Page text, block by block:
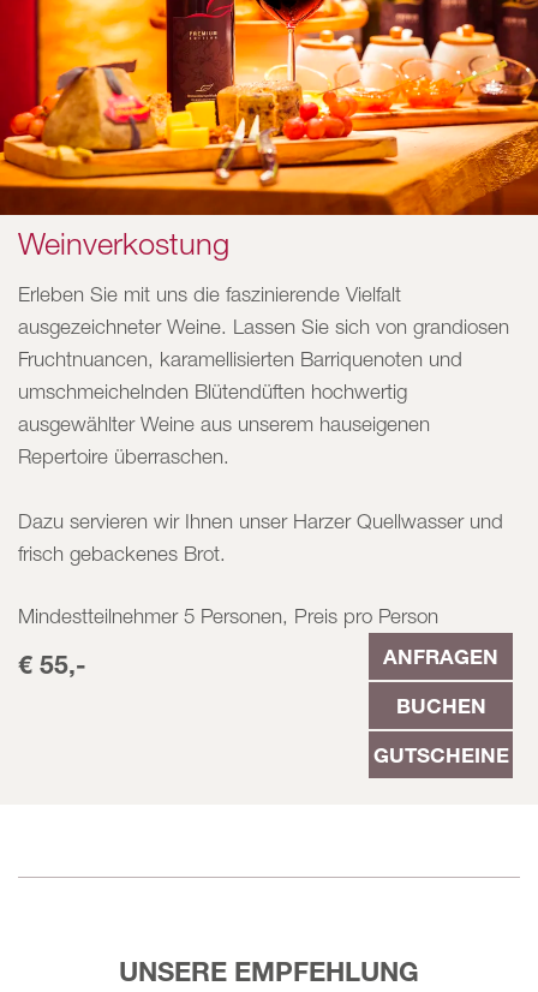
Weinverkostung
Erleben Sie mit uns die faszinierende Vielfalt
ausgezeichneter Weine. Lassen Sie sich von grandiosen
Fruchtnuancen, karamellisierten Barriquenoten und
umschmeichelnden Blütendüften hochwertig
ausgewählter Weine aus unserem hauseigenen
Repertoire überraschen.
Dazu servieren wir Ihnen unser Harzer Quellwasser und
frisch gebackenes Brot.
Mindestteilnehmer 5 Personen, Preis pro Person
€ 55,-
ANFRAGEN
BUCHEN
GUTSCHEINE
UNSERE EMPFEHLUNG